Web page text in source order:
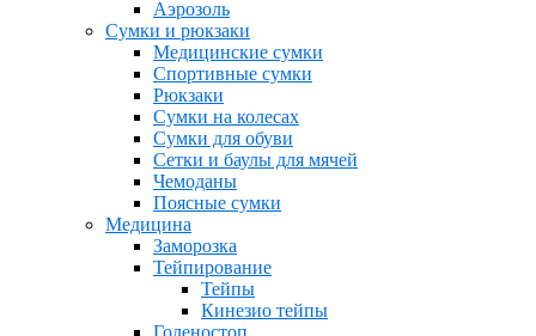
Аэрозоль
Сумки и рюкзаки
Медицинские сумки
Спортивные сумки
Рюкзаки
Сумки на колесах
Сумки для обуви
Сетки и баулы для мячей
Чемоданы
Поясные сумки
Медицина
Заморозка
Тейпирование
Тейпы
Кинезио тейпы
Голеностоп